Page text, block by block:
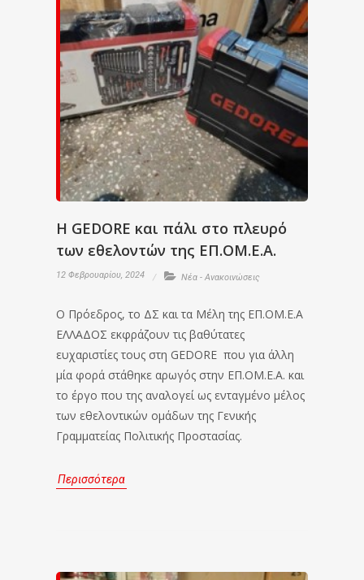
Η GEDORE και πάλι στο πλευρό
των εθελοντών της ΕΠ.ΟΜ.Ε.Α.
12 Φεβρουαρίου, 2024 Νέα - Ανακοινώσεις
Ο Πρόεδρος, το ΔΣ και τα Μέλη της ΕΠ.ΟΜ.Ε.Α
ΕΛΛΑΔΟΣ εκφράζουν τις βαθύτατες
ευχαριστίες τους στη GEDORE που για άλλη
μία φορά στάθηκε αρωγός στην ΕΠ.ΟΜ.Ε.Α. και
το έργο που της αναλογεί ως ενταγμένο μέλος
των εθελοντικών ομάδων της Γενικής
Γραμματείας Πολιτικής Προστασίας.
Περισσότερα